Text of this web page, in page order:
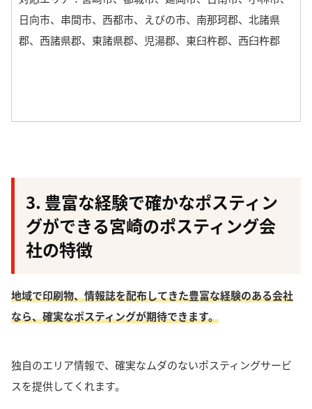
日向市、串間市、西都市、えびの市、南那珂郡、北諸県
郡、西諸県郡、東諸県郡、児湯郡、東臼杵郡、西臼杵郡
3. 豊富な経験で確かなポスティン
グができる宮崎のポスティング会
社の特徴
地域で印刷物、情報誌を配布してきた豊富な経験のある会社
なら、確実なポスティングが期待できます。
独自のエリア情報で、確実なムダのないポスティングサービ
スを提供してくれます。